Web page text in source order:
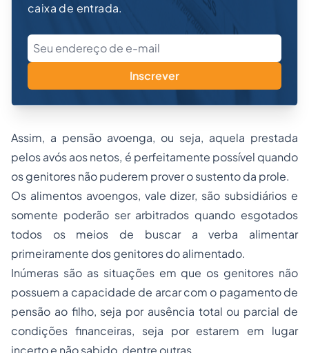
caixa de entrada.
Inscrever
Assim, a pensão avoenga, ou seja, aquela prestada
pelos avós aos netos, é perfeitamente possível quando
os genitores não puderem prover o sustento da prole.
Os alimentos avoengos, vale dizer, são subsidiários e
somente poderão ser arbitrados quando esgotados
todos os meios de buscar a verba alimentar
primeiramente dos genitores do alimentado.
Inúmeras são as situações em que os genitores não
possuem a capacidade de arcar com o pagamento de
pensão ao filho, seja por ausência total ou parcial de
condições financeiras, seja por estarem em lugar